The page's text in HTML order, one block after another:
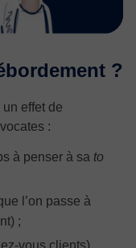
?
effet de
:
à penser à sa to
l’on passe à
;
vous clients).